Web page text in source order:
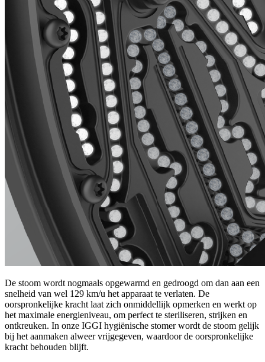
De stoom wordt nogmaals opgewarmd en gedroogd om dan aan een
snelheid van wel 129 km/u het apparaat te verlaten. De
oorspronkelijke kracht laat zich onmiddellijk opmerken en werkt op
het maximale energieniveau, om perfect te steriliseren, strijken en
ontkreuken. In onze IGGI hygiënische stomer wordt de stoom gelijk
bij het aanmaken alweer vrijgegeven, waardoor de oorspronkelijke
kracht behouden blijft.